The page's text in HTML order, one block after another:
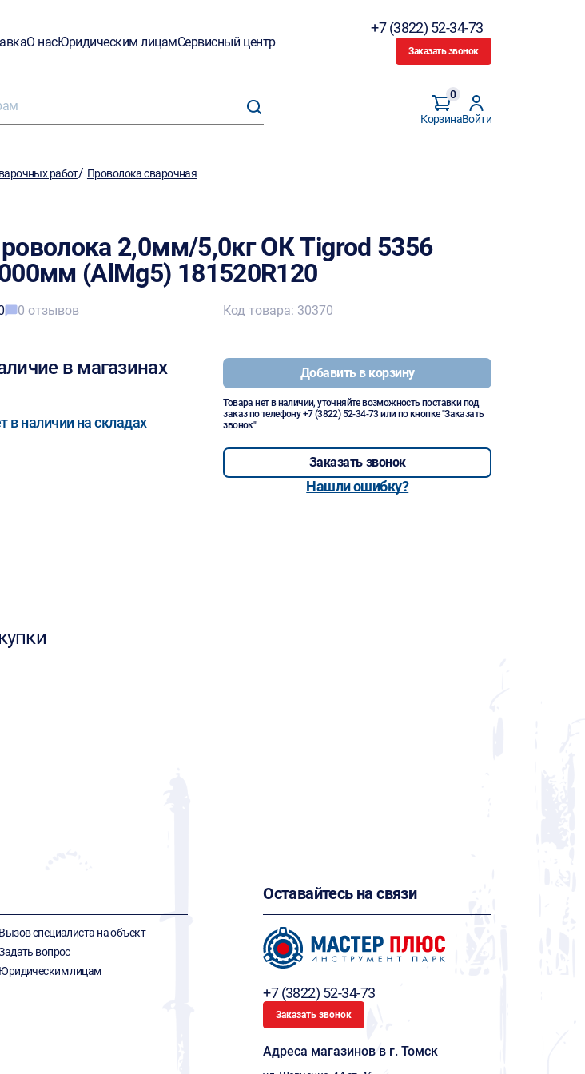
О насЮридическим лицамСервисный центр
+7 (3822) 52-34-73
Заказать звонок
Корзина
0
Войти
работ/ Проволока сварочная
2,0мм/5,0кг ОК Tigrod 5356
(AlMg5) 181520R120
0 отзывов
в магазинах
в наличии на складах
Код товара: 30370
Добавить в корзину
Товара нет в наличии, уточняйте возможность поставки под
заказ по телефону+7 (3822) 52-34-73 или по кнопке "Заказать
звонок"
Заказать звонок
Нашли ошибку?
Вызов специалиста на объект
вопрос
Юридическим лицам
Оставайтесь на связи
+7 (3822) 52-34-73
Заказать звонок
Адреса магазинов в г. Томск